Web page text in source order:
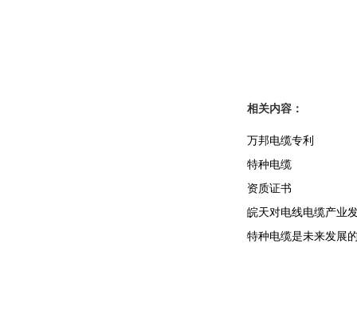
相关内容：
万邦电缆专利
特种电缆
资质证书
皖天对电线电缆产业
特种电缆是未来发展